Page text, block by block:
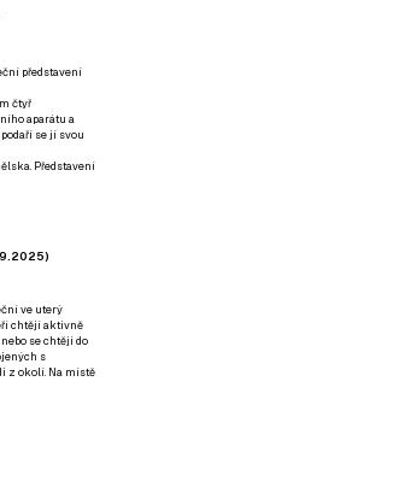
představení
čtyř
aparátu a
se jí svou
Představení
ve uterý
chtějí aktivně
se chtějí do
s
z okolí. Na místě